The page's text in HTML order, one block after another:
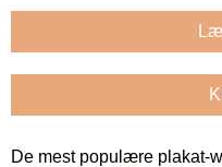
De mest populære plakat-